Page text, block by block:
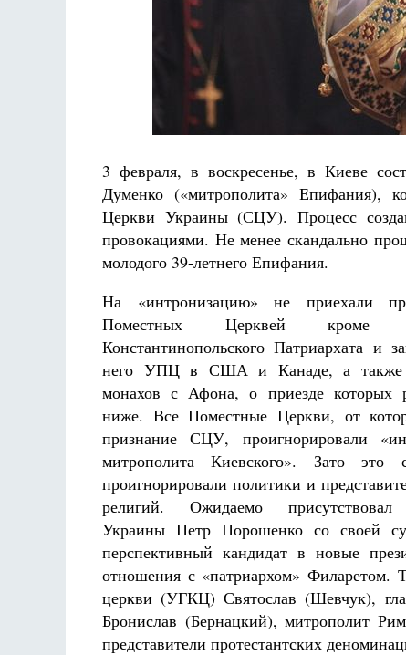
3 февраля, в воскресенье, в Киеве
Думенко («митрополита» Епифания),
Церкви Украины (СЦУ). Процесс
провокациями. Не менее скандально
молодого 39-летнего Епифания.
На «интронизацию» не приехали
Поместных Церквей кроме
Константинопольского Патриархата и
него УПЦ в США и Канаде, а также
монахов с Афона, о приезде которых
ниже. Все Поместные Церкви, от
признание СЦУ, проигнорировали
митрополита Киевского». Зато это
проигнорировали политики и
религий. Ожидаемо присутствовал
Украины Петр Порошенко со своей
перспективный кандидат в новые
отношения с «патриархом» Филаретом.
церкви (УГКЦ) Святослав (Шевчук),
Бронислав (Бернацкий), митрополит
представители протестантских
Разлуки не будет
Фредерика де Грааф Как